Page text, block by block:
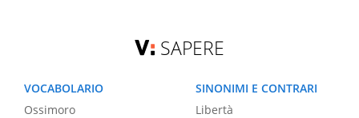
SAPERE
VOCABOLARIO
Ossimoro
SINONIMI E CONTRARI
Libertà